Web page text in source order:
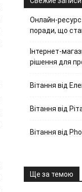
Онлайн-ресурс
поради, що
Інтернет-
рішення для
Вітання від
Вітання від
Вітання від
Ще за темою